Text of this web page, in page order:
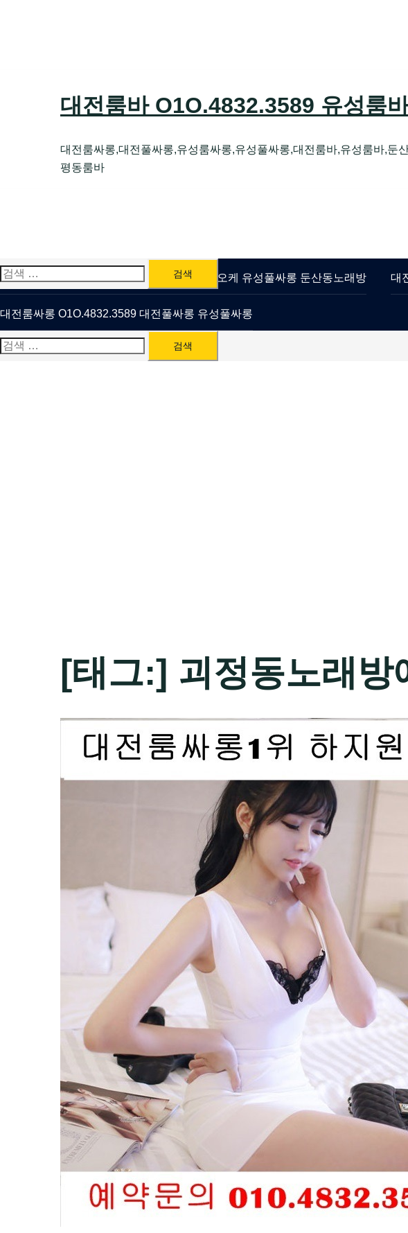
대전룸바 O1O.4832.3589 유성룸
대전룸싸롱,대전풀싸롱,유성룸싸롱,유성풀싸롱,대전룸바,유성룸바,둔
평동룸바
검
색:
유성룸싸롱 O1O.4832.3589 대전퍼블릭가라오케 유성풀싸롱 둔산동노래방 대
대전룸싸롱 O1O.4832.3589 대전풀싸롱 유성풀싸롱
검
[태그:] 괴정동노래방